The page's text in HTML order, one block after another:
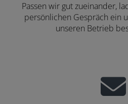
Passen wir gut zueinander,
persönlichen Gespräch ein
unseren Betrieb